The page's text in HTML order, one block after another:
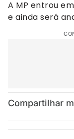
A MP entrou
e ainda será
Compartilhar